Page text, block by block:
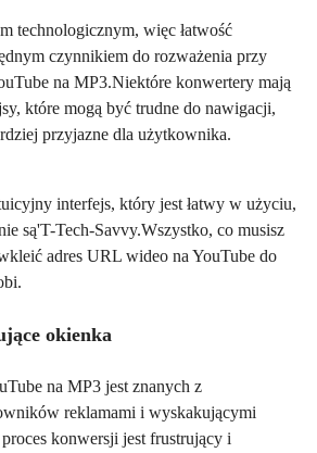
technologicznym, więc łatwość
czynnikiem do rozważenia przy
na MP3.Niektóre konwertery mają
które mogą być trudne do nawigacji,
przyjazne dla użytkownika.
interfejs, który jest łatwy w użyciu,
są'T-Tech-Savvy.Wszystko, co musisz
adres URL wideo na YouTube do
okienka
na MP3 jest znanych z
reklamami i wyskakującymi
konwersji jest frustrujący i